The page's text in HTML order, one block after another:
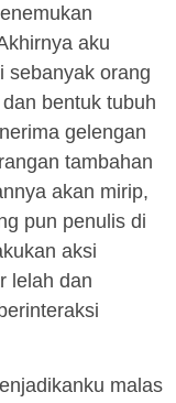
aku
sebanyak orang
bentuk tubuh
gelengan
tambahan
akan mirip,
pun penulis di
aksi
lelah dan
malas